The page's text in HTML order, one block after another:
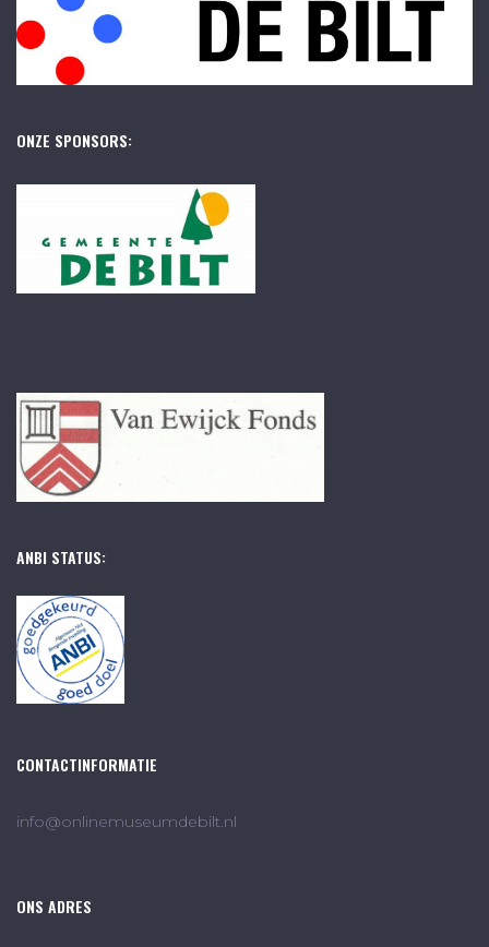
ONZE SPONSORS:
ANBI STATUS:
CONTACTINFORMATIE
info@onlinemuseumdebilt.nl
ONS ADRES